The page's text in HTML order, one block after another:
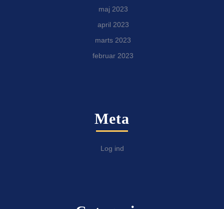
maj 2023
april 2023
marts 2023
februar 2023
Meta
Log ind